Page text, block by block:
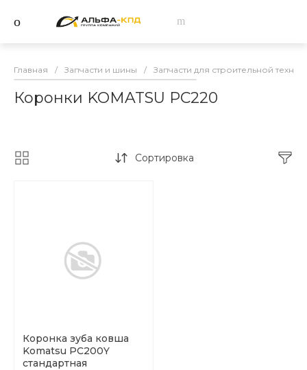
Главная / Запчасти и шины / Запчасти для строительной
Коронки KOMATSU PC220
Сортировка
Коронка зуба ковша
Komatsu PC200Y
стандартная